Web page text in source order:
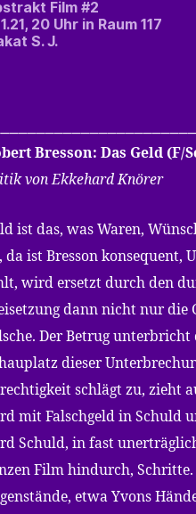
Film #2
20 Uhr in Raum 117
S. J.
Bresson: Das Geld (F/
von Ekkehard Knörer
ist das, was Waren,
da ist Bresson konsequent,
wird ersetzt durch den
dann nicht nur die
Der Betrug
dieser
schlägt zu, zieht
mit Falschgeld in Schuld
Schuld, in fast
Film hindurch,
etwa Yvons